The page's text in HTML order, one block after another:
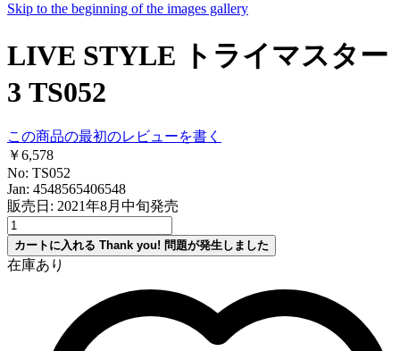
Skip to the beginning of the images gallery
LIVE STYLE トライマスター
3 TS052
この商品の最初のレビューを書く
￥6,578
No: TS052
Jan: 4548565406548
販売日: 2021年8月中旬発売
カートに入れる Thank you! 問題が発生しました
在庫あり